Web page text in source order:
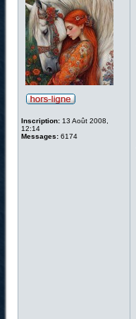
Inscription: 13 Août 2008,
12:14
Messages: 6174